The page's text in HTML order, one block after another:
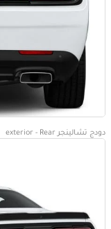
دودج تشالينجر exterior - Rear